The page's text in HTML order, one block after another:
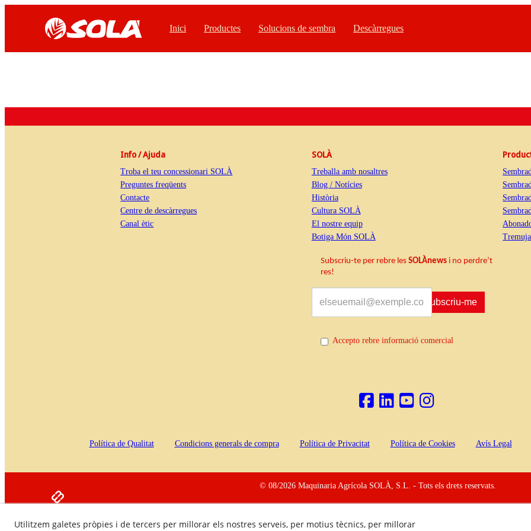
Inici Productes Solucions de sembra Descàrregues
Info / Ajuda
Troba el teu concessionari SOLÀ
Preguntes freqüents
Contacte
Centre de descàrregues
Canal ètic
SOLÀ
Treballa amb nosaltres
Blog / Notícies
Història
Cultura SOLÀ
El nostre equip
Botiga Món SOLÀ
Subscriu-te per rebre les SOLÀnewsi no perdre’t
res!
Subscriu-me
Accepto rebre informació comercial
Política de Qualitat Condicions generals de compra Política de Privacitat Política de Cookies Avís Legal
© 08/2026 Maquinaria Agrícola SOLÀ, S.L. - Tots els drets reservats.
Utilitzem galetes pròpies i de tercers per millorar els nostres serveis, per motius tècnics, per millorar